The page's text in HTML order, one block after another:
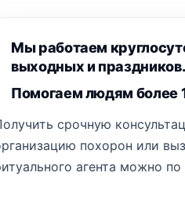
Мы работаем
выходных и праздников.
Помогаем людям более
срочную
похорон или
агента можно по